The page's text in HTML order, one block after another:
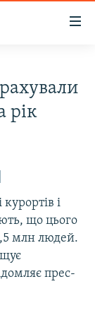
рік
і
що цього
млн людей.
прес-